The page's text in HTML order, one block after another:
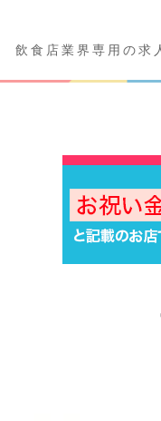
飲食店業界専用の求